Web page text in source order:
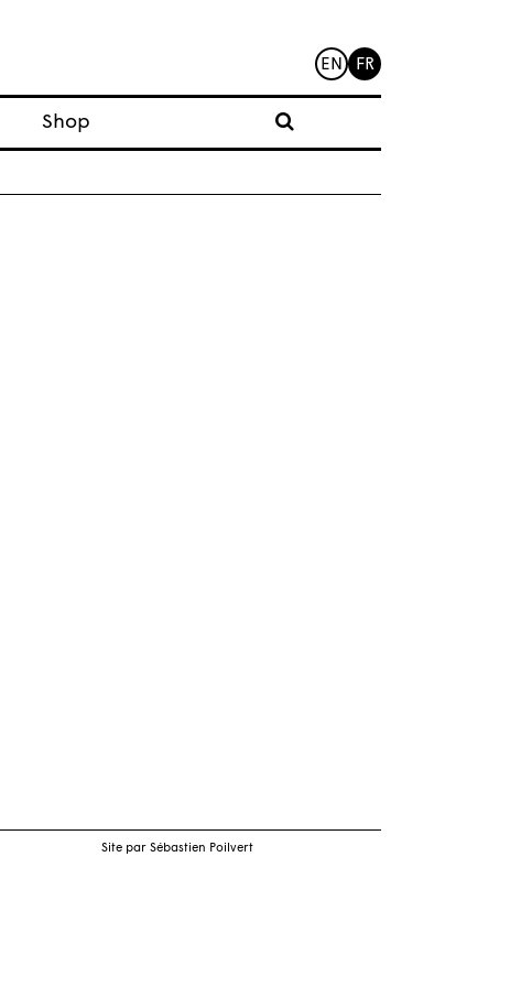
EN FR
Shop
Site par Sébastien Poilvert